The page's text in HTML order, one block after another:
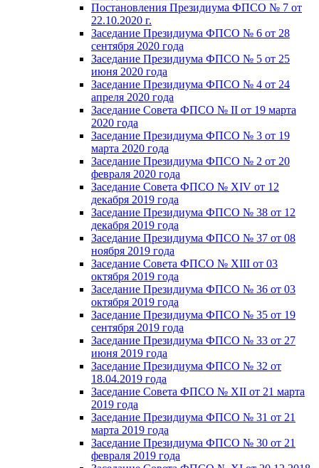
Постановления Президиума ФПСО № 7 от
22.10.2020 г.
Заседание Президиума ФПСО № 6 от 28
сентября 2020 года
Заседание Президиума ФПСО № 5 от 25
июня 2020 года
Заседание Президиума ФПСО № 4 от 24
апреля 2020 года
Заседание Совета ФПСО № II от 19 марта
2020 года
Заседание Президиума ФПСО № 3 от 19
марта 2020 года
Заседание Президиума ФПСО № 2 от 20
февраля 2020 года
Заседание Совета ФПСО № XIV от 12
декабря 2019 года
Заседание Президиума ФПСО № 38 от 12
декабря 2019 года
Заседание Президиума ФПСО № 37 от 08
ноября 2019 года
Заседание Совета ФПСО № XIII от 03
октября 2019 года
Заседание Президиума ФПСО № 36 от 03
октября 2019 года
Заседание Президиума ФПСО № 35 от 19
сентября 2019 года
Заседание Президиума ФПСО № 33 от 27
июня 2019 года
Заседание Президиума ФПСО № 32 от
18.04.2019 года
Заседание Совета ФПСО № XII от 21 марта
2019 года
Заседание Президиума ФПСО № 31 от 21
марта 2019 года
Заседание Президиума ФПСО № 30 от 21
февраля 2019 года